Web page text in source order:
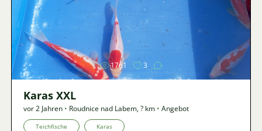
Bild
1761 3
Karas XXL
vor 2 Jahren • Roudnice nad Labem,? km • Angebot
Teichfische Karas